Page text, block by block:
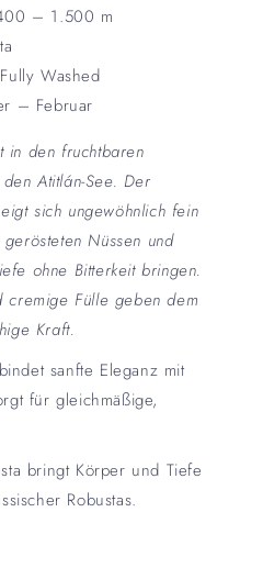
– 1.500 m
Fully Washed
– Februar
in den fruchtbaren
Atitlán-See. Der
sich ungewöhnlich fein
Nüssen und
ohne Bitterkeit bringen.
cremige Fülle geben dem
Kraft.
sanfte Eleganz mit
für gleichmäßige,
bringt Körper und Tiefe
Robustas.